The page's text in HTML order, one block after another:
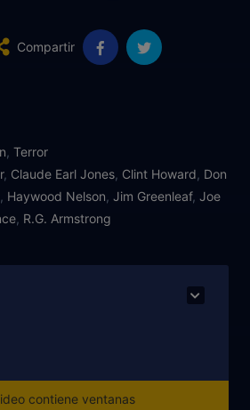
Compartir
Terror
, Claude Earl Jones Clint Howard Don
Haywood Nelson Jim Greenleaf, Joe
R.G. Armstrong
contiene ventanas